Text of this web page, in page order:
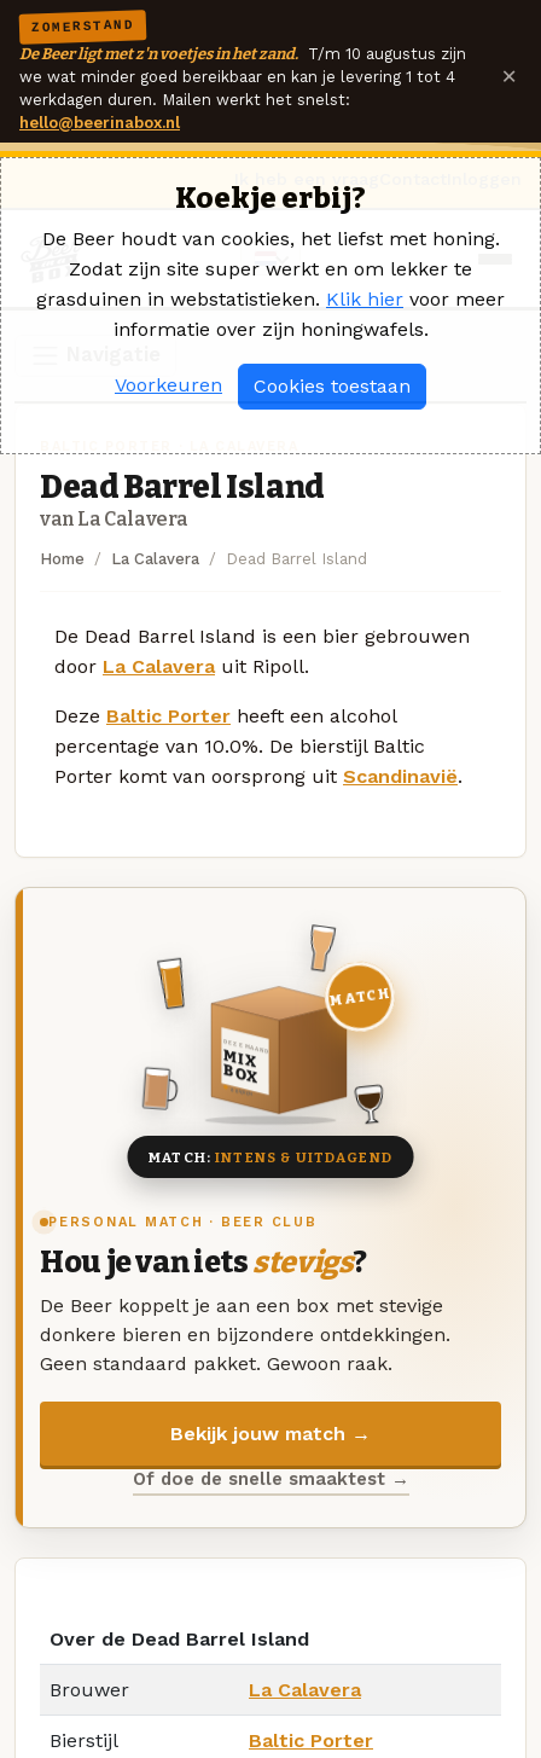
ZOMERSTAND
De Beer ligt met z'n voetjes in het zand. T/m 10 augustus zijn
we wat minder goed bereikbaar en kan je levering 1 tot 4
werkdagen duren. Mailen werkt het snelst:
hello@beerinabox.nl
×
Dead Barrel Island
van La Calavera
Home La Calavera Dead Barrel Island
De Dead Barrel Island is een bier gebrouwen
door La Calaverauit Ripoll.
Deze Baltic Porter heeft een alcohol
percentage van 10.0%. De bierstijl Baltic
Porter komt van oorsprong uit Scandinavië.
PERSONAL MATCH · BEER CLUB
Hou je van ietsstevigs?
De Beer koppelt je aan een box met stevige
donkere bieren en bijzondere ontdekkingen.
Geen standaard pakket. Gewoon raak.
Bekijk jouw match →
Of doe de snelle smaaktest →
DEZE MAAND
MIX
BOX
8 BIEREN
MATCH
MATCH:INTENS & UITDAGEND
Over de Dead Barrel Island
Brouwer La Calavera
Bierstijl Baltic Porter
Koekje erbij?
De Beer houdt van cookies, het liefst met honing.
Zodat zijn site super werkt en om lekker te
grasduinen in webstatistieken. Klik hier voor meer
informatie over zijn honingwafels.
Voorkeuren Cookies toestaan